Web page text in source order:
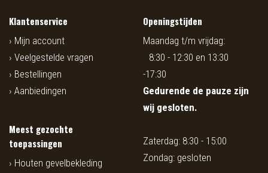
Klantenservice
Mijn account
Veelgestelde vragen
Bestellingen
Aanbiedingen
Meest gezochte
toepassingen
Houten gevelbekleding
Openingstijden
Maandag t/m vrijdag:
8:30 - 12:30 en 13:30
-17:30
Gedurende de pauze zijn
wij gesloten.
Zaterdag: 8:30 - 15:00
Zondag: gesloten